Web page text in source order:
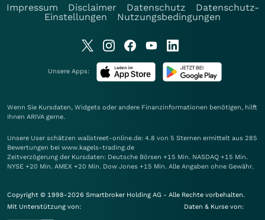
Impressum
Disclaimer Datenschutz
Datenschutz-
Einstellungen
Nutzungsbedingungen
Unsere Apps:
Wenn Sie Kursdaten, Widgets oder andere Finanzinformationen benötigen, hilft
Ihnen ARIVA gerne.
Unsere User schätzen wallstreet-online.de: 4.8 von 5 Sternen ermittelt aus 285
Bewertungen bei www.kagels-trading.de
Zeitverzögerung der Kursdaten: Deutsche Börsen +15 Min. NASDAQ +15 Min.
NYSE +20 Min. AMEX +20 Min. Dow Jones +15 Min. Alle Angaben ohne Gewähr.
Copyright © 1998-2026 Smartbroker Holding AG - Alle Rechte vorbehalten.
Mit Unterstützung von:
Daten & Kurse von: